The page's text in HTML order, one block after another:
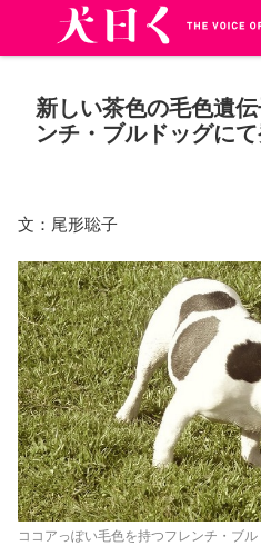
新しい茶色の毛色遺
ンチ・ブルドッグに
文：尾形聡子
ココアっぽい毛色を持つフレンチ・ブ